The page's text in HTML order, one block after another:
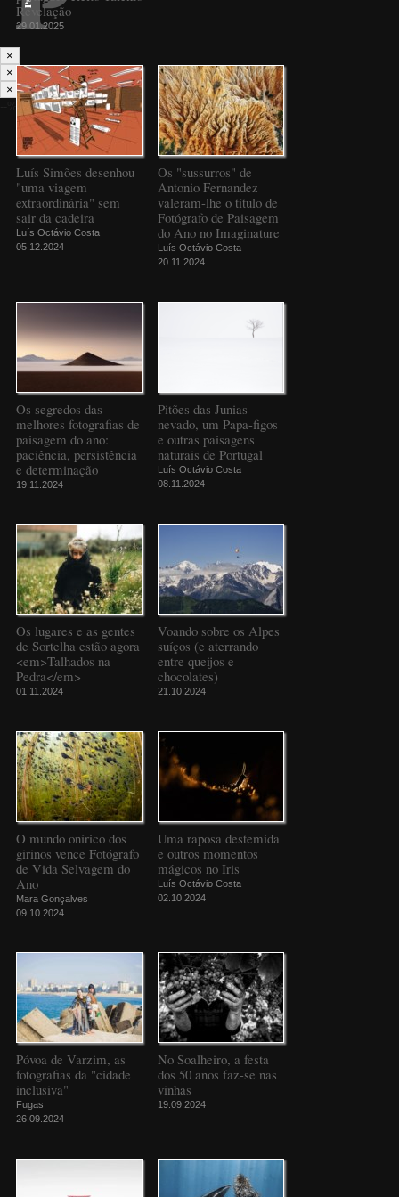
Revelação
29.01.2025
Luís Simões desenhou
"uma viagem
extraordinária" sem
sair da cadeira
Luís Octávio Costa
05.12.2024
Os "sussurros" de
Antonio Fernandez
valeram-lhe o título de
Fotógrafo de Paisagem
do Ano no Imaginature
Luís Octávio Costa
20.11.2024
Os segredos das
melhores fotografias de
paisagem do ano:
paciência, persistência
e determinação
19.11.2024
Pitões das Junias
nevado, um Papa-figos
e outras paisagens
naturais de Portugal
Luís Octávio Costa
08.11.2024
Os lugares e as gentes
de Sortelha estão agora
<em>Talhados na
Pedra</em>
01.11.2024
Voando sobre os Alpes
suíços (e aterrando
entre queijos e
chocolates)
21.10.2024
O mundo onírico dos
girinos vence Fotógrafo
de Vida Selvagem do
Ano
Mara Gonçalves
09.10.2024
Uma raposa destemida
e outros momentos
mágicos no Iris
Luís Octávio Costa
02.10.2024
Póvoa de Varzim, as
fotografias da "cidade
inclusiva"
Fugas
26.09.2024
No Soalheiro, a festa
dos 50 anos faz-se nas
vinhas
19.09.2024
×
×
×
--%>